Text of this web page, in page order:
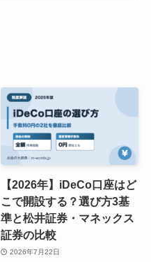
【2026年】iDeCo口座はど
こで開設する？選び方3基
準と松井証券・マネックス
証券の比較
2026年7月22日